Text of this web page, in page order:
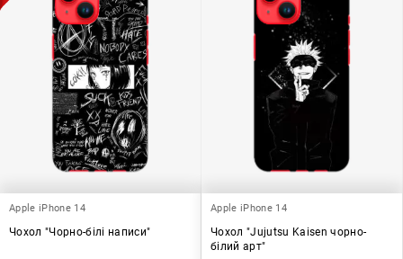
Apple iPhone 14
Чохол "Чорно-білі написи"
Apple iPhone 14
Чохол "Jujutsu Kaisen чорно-
білий арт"